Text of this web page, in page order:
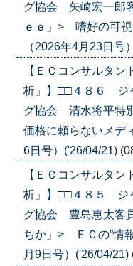
グ協会 矢崎宏一郎
ｅｅ」> 嗜好の可視
（2026年4月23日号
【ＥＣコンサルタ
析」】□□４８６ ジ
グ協会 清水将平特
価格に頼らないメデ
6日号）('26/04/21)
【ＥＣコンサルタ
析」】□□４８５ ジ
グ協会 豊島恵太客
ちか」> ＥＣの”情
月9日号）('26/04/21)